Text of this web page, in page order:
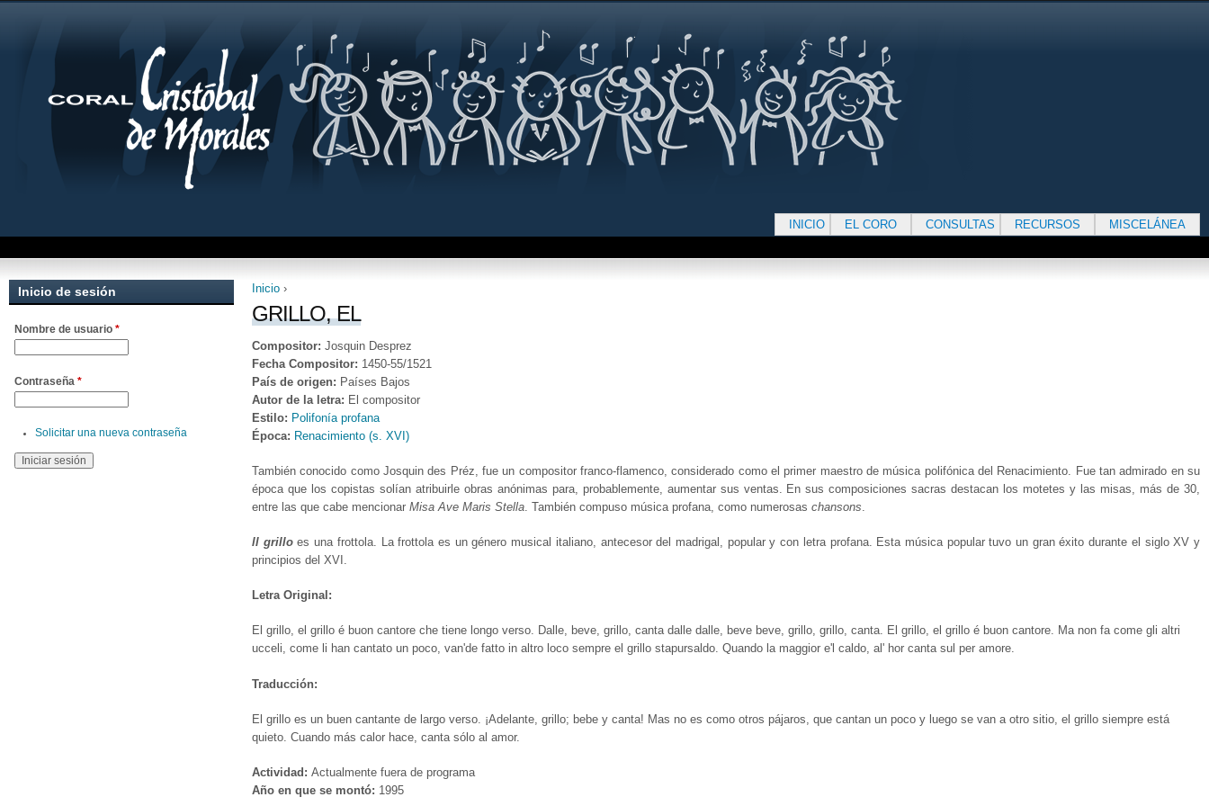
Se encuentra usted aquí
Inicio ›
GRILLO, EL
Compositor: Josquin Desprez
Fecha Compositor: 1450-55/1521
País de origen: Países Bajos
Autor de la letra: El compositor
Estilo: Polifonía profana
Época: Renacimiento (s. XVI)
También conocido como Josquin des Préz, fue un compositor franco-flamenco, considerado como el primer maestro de música polifónica del Renacimiento. Fue tan admirado en su
época que los copistas solían atribuirle obras anónimas para, probablemente, aumentar sus ventas. En sus composiciones sacras destacan los motetes y las misas, más de 30,
entre las que cabe mencionar Misa Ave Maris Stella . También compuso música profana, como numerosas chansons
ll grillo es una frottola. La frottola es un género musical italiano, antecesor del madrigal, popular y con letra profana. Esta música popular tuvo un gran éxito durante el siglo XV y
principios del XVI.
Letra Original:
El grillo, el grillo é buon cantore che tiene longo verso. Dalle, beve, grillo, canta dalle dalle, beve beve, grillo, grillo, canta. El grillo, el grillo é buon cantore. Ma non fa come gli altri
ucceli, come li han cantato un poco, van'de fatto in altro loco sempre el grillo stapursaldo. Quando la maggior e'l caldo, al' hor canta sul per amore.
Traducción:
El grillo es un buen cantante de largo verso. ¡Adelante, grillo; bebe y canta! Mas no es como otros pájaros, que cantan un poco y luego se van a otro sitio, el grillo siempre está
quieto. Cuando más calor hace, canta sólo al amor.
Actividad: Actualmente fuera de programa
Año en que se montó: 1995
INICIO EL CORO CONSULTAS RECURSOS MISCELÁNEA
Inicio de sesión
Nombre de usuario *
Contraseña *
Solicitar una nueva contraseña